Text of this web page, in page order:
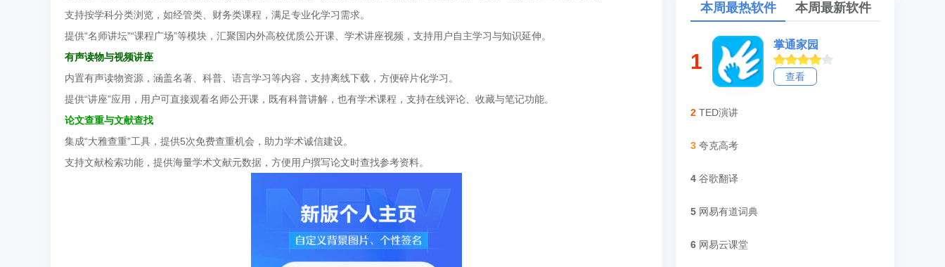
支持按学科分类浏览，如经管类、财务类课程，满足专业化学习需求。
提供“名师讲坛”“课程广场”等模块，汇聚国内外高校优质公开课、学术讲座视频，支持用户自主学习与知识延伸。
有声读物与视频讲座
内置有声读物资源，涵盖名著、科普、语言学习等内容，支持离线下载，方便碎片化学习。
提供“讲座”应用，用户可直接观看名师公开课，既有科普讲解，也有学术课程，支持在线评论、收藏与笔记功能。
论文查重与文献查找
集成“大雅查重”工具，提供5次免费查重机会，助力学术诚信建设。
支持文献检索功能，提供海量学术文献元数据，方便用户撰写论文时查找参考资料。
本周最热软件 本周最新软件
1
掌通家园
查看
2 TED演讲
3 夸克高考
4 谷歌翻译
5 网易有道词典
6 网易云课堂